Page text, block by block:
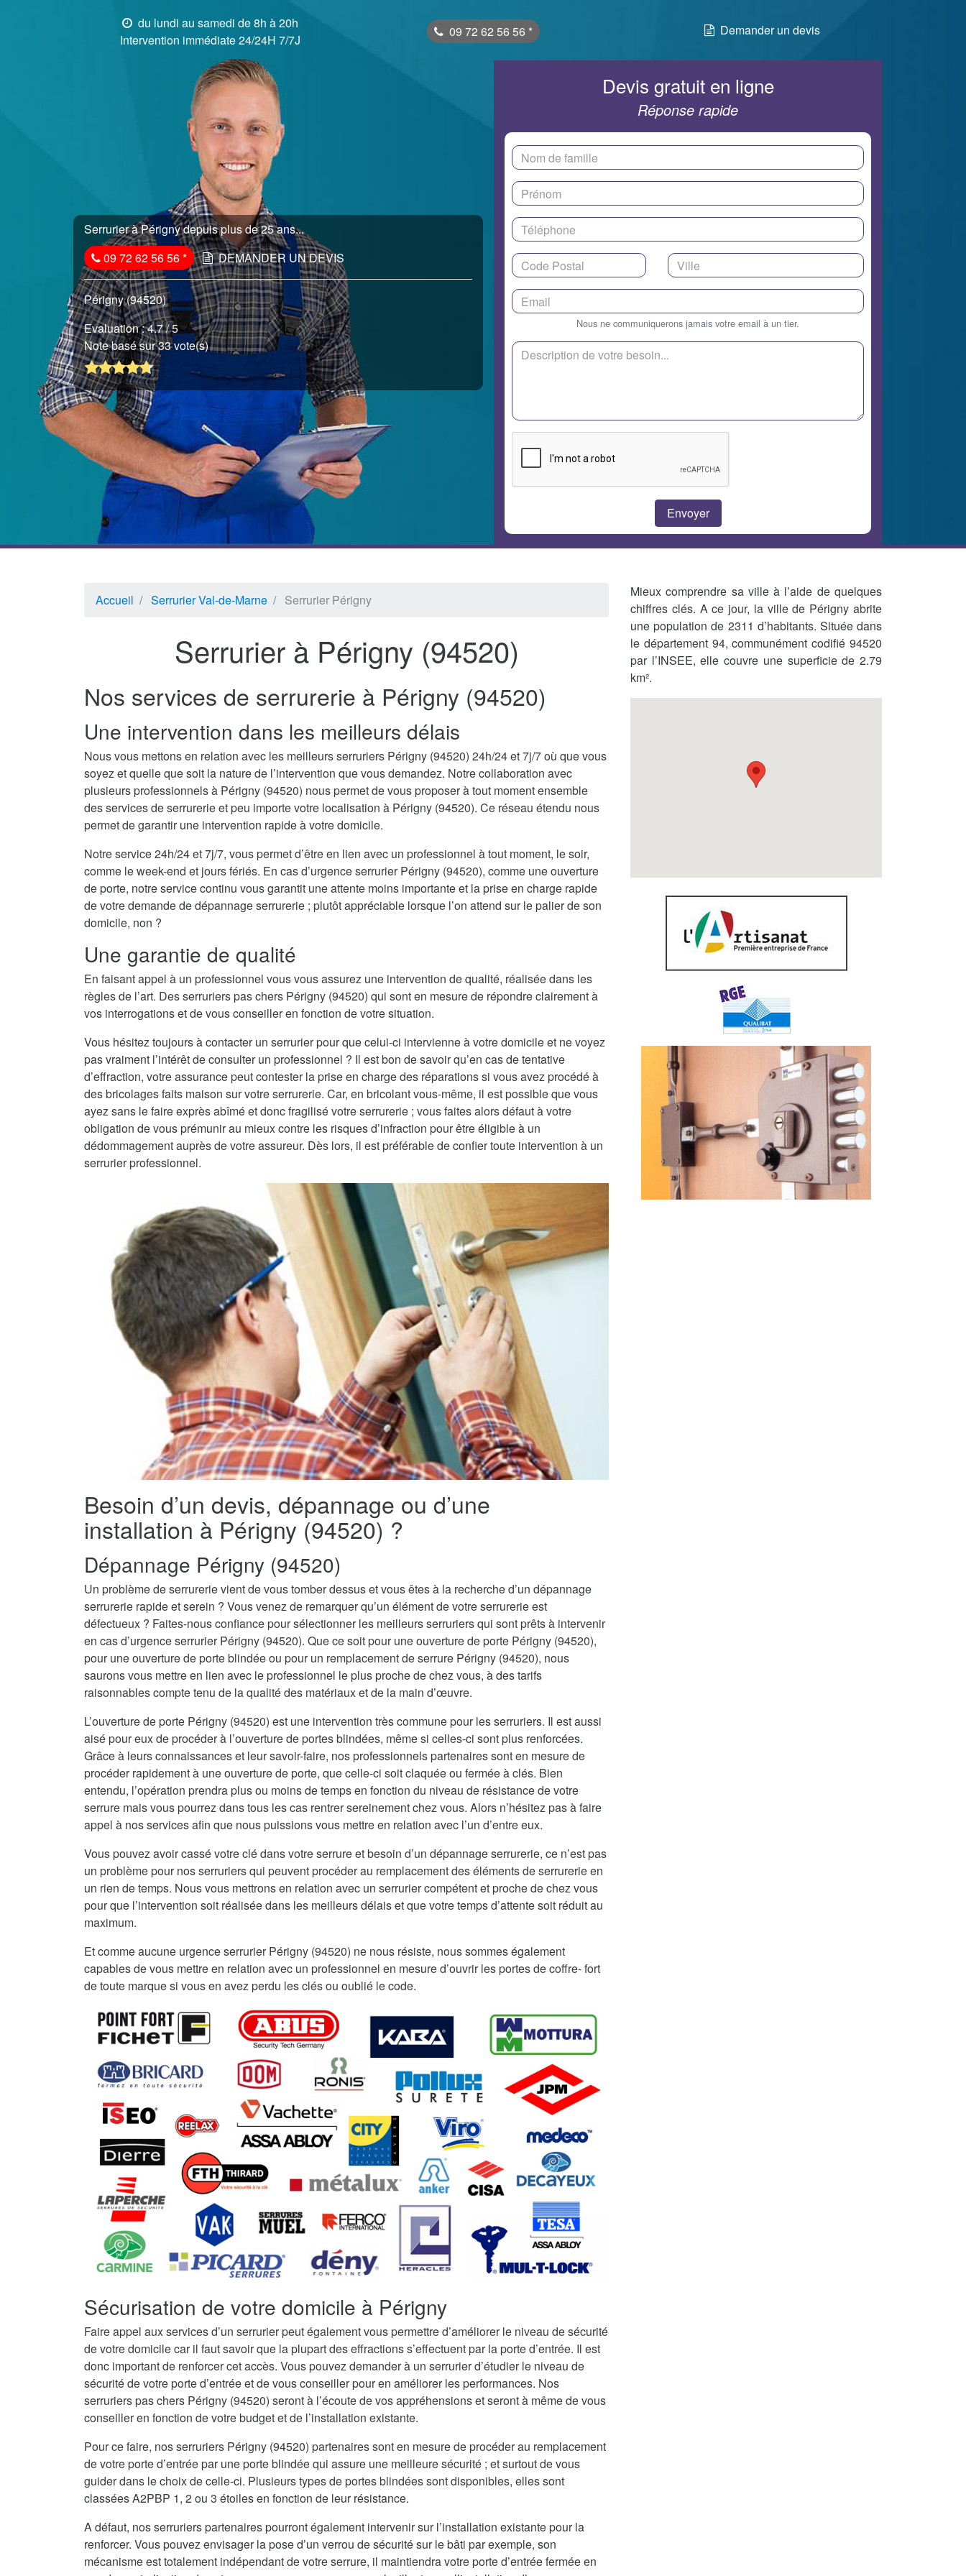
du lundi au samedi de 8h à 20h
Intervention immédiate 24/24H 7/7J
09 72 62 56 56 * Demander un devis
Serrurier à Périgny depuis plus de 25 ans...
09 72 62 56 56* DEMANDER UN DEVIS
Périgny (94520)
Evaluation :4.7/ 5
Note basé sur 33 vote(s)
Devis gratuit en ligne
Réponse rapide
Nous ne communiquerons jamais votre email à un tier.
Accueil Serrurier Val-de-Marne Serrurier Périgny
Serrurier à Périgny (94520)
Nos services de serrurerie à Périgny (94520)
Une intervention dans les meilleurs délais
Nous vous mettons en relation avec les meilleurs serruriers Périgny (94520) 24h/24 et 7j/7 où que vous
soyez et quelle que soit la nature de l’intervention que vous demandez. Notre collaboration avec
plusieurs professionnels à Périgny (94520) nous permet de vous proposer à tout moment ensemble
des services de serrurerie et peu importe votre localisation à Périgny (94520). Ce réseau étendu nous
permet de garantir une intervention rapide à votre domicile.
Notre service 24h/24 et 7j/7, vous permet d’être en lien avec un professionnel à tout moment, le soir,
comme le week-end et jours fériés. En cas d’urgence serrurier Périgny (94520), comme une ouverture
de porte, notre service continu vous garantit une attente moins importante et la prise en charge rapide
de votre demande de dépannage serrurerie ; plutôt appréciable lorsque l’on attend sur le palier de son
domicile, non ?
Une garantie de qualité
En faisant appel à un professionnel vous vous assurez une intervention de qualité, réalisée dans les
règles de l’art. Des serruriers pas chers Périgny (94520) qui sont en mesure de répondre clairement à
vos interrogations et de vous conseiller en fonction de votre situation.
Vous hésitez toujours à contacter un serrurier pour que celui-ci intervienne à votre domicile et ne voyez
pas vraiment l’intérêt de consulter un professionnel ? Il est bon de savoir qu’en cas de tentative
d’effraction, votre assurance peut contester la prise en charge des réparations si vous avez procédé à
des bricolages faits maison sur votre serrurerie. Car, en bricolant vous-même, il est possible que vous
ayez sans le faire exprès abîmé et donc fragilisé votre serrurerie ; vous faites alors défaut à votre
obligation de vous prémunir au mieux contre les risques d’infraction pour être éligible à un
dédommagement auprès de votre assureur. Dès lors, il est préférable de confier toute intervention à un
serrurier professionnel.
Besoin d’un devis, dépannage ou d’une
installation à Périgny (94520) ?
Dépannage Périgny (94520)
Un problème de serrurerie vient de vous tomber dessus et vous êtes à la recherche d’un dépannage
serrurerie rapide et serein ? Vous venez de remarquer qu’un élément de votre serrurerie est
défectueux ? Faites-nous confiance pour sélectionner les meilleurs serruriers qui sont prêts à intervenir
en cas d’urgence serrurier Périgny (94520). Que ce soit pour une ouverture de porte Périgny (94520),
pour une ouverture de porte blindée ou pour un remplacement de serrure Périgny (94520), nous
saurons vous mettre en lien avec le professionnel le plus proche de chez vous, à des tarifs
raisonnables compte tenu de la qualité des matériaux et de la main d’œuvre.
L’ouverture de porte Périgny (94520) est une intervention très commune pour les serruriers. Il est aussi
aisé pour eux de procéder à l’ouverture de portes blindées, même si celles-ci sont plus renforcées.
Grâce à leurs connaissances et leur savoir-faire, nos professionnels partenaires sont en mesure de
procéder rapidement à une ouverture de porte, que celle-ci soit claquée ou fermée à clés. Bien
entendu, l’opération prendra plus ou moins de temps en fonction du niveau de résistance de votre
serrure mais vous pourrez dans tous les cas rentrer sereinement chez vous. Alors n’hésitez pas à faire
appel à nos services afin que nous puissions vous mettre en relation avec l’un d’entre eux.
Vous pouvez avoir cassé votre clé dans votre serrure et besoin d’un dépannage serrurerie, ce n’est pas
un problème pour nos serruriers qui peuvent procéder au remplacement des éléments de serrurerie en
un rien de temps. Nous vous mettrons en relation avec un serrurier compétent et proche de chez vous
pour que l’intervention soit réalisée dans les meilleurs délais et que votre temps d’attente soit réduit au
maximum.
Et comme aucune urgence serrurier Périgny (94520) ne nous résiste, nous sommes également
capables de vous mettre en relation avec un professionnel en mesure d’ouvrir les portes de coffre- fort
de toute marque si vous en avez perdu les clés ou oublié le code.
Sécurisation de votre domicile à Périgny
Faire appel aux services d’un serrurier peut également vous permettre d’améliorer le niveau de sécurité
de votre domicile car il faut savoir que la plupart des effractions s’effectuent par la porte d’entrée. Il est
donc important de renforcer cet accès. Vous pouvez demander à un serrurier d’étudier le niveau de
sécurité de votre porte d’entrée et de vous conseiller pour en améliorer les performances. Nos
serruriers pas chers Périgny (94520) seront à l’écoute de vos appréhensions et seront à même de vous
conseiller en fonction de votre budget et de l’installation existante.
Pour ce faire, nos serruriers Périgny (94520) partenaires sont en mesure de procéder au remplacement
de votre porte d’entrée par une porte blindée qui assure une meilleure sécurité ; et surtout de vous
guider dans le choix de celle-ci. Plusieurs types de portes blindées sont disponibles, elles sont
classées A2PBP 1, 2 ou 3 étoiles en fonction de leur résistance.
A défaut, nos serruriers partenaires pourront également intervenir sur l’installation existante pour la
renforcer. Vous pouvez envisager la pose d’un verrou de sécurité sur le bâti par exemple, son
mécanisme est totalement indépendant de votre serrure, il maintiendra votre porte d’entrée fermée en
Mieux comprendre sa ville à l’aide de quelques
chiffres clés. A ce jour, la ville de Périgny abrite
une population de 2311 d’habitants. Située dans
le département 94, communément codifié 94520
par l’INSEE, elle couvre une superficie de 2.79
km².